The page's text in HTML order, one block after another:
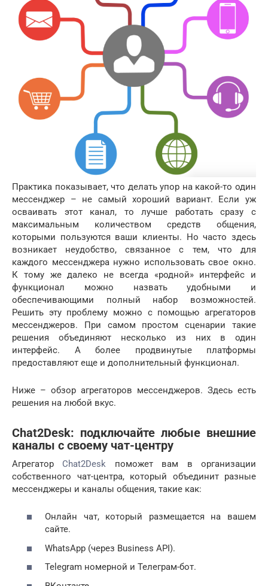
Практика показывает, что делать упор на какой-то один
мессенджер – не самый хороший вариант. Если уж
осваивать этот канал, то лучше работать сразу с
максимальным количеством средств общения,
которыми пользуются ваши клиенты. Но часто здесь
возникает неудобство, связанное с тем, что для
каждого мессенджера нужно использовать свое окно.
К тому же далеко не всегда «родной» интерфейс и
функционал можно назвать удобными и
обеспечивающими полный набор возможностей.
Решить эту проблему можно с помощью агрегаторов
мессенджеров. При самом простом сценарии такие
решения объединяют несколько из них в один
интерфейс. А более продвинутые платформы
предоставляют еще и дополнительный функционал.
Ниже – обзор агрегаторов мессенджеров. Здесь есть
решения на любой вкус.
Chat2Desk: подключайте любые внешние
каналы с своему чат-центру
Агрегатор Chat2Desk поможет вам в организации
собственного чат-центра, который объединит разные
мессенджеры и каналы общения, такие как:
Онлайн чат, который размещается на вашем
сайте.
WhatsApp (через Business API).
Telegram номерной и Телеграм-бот.